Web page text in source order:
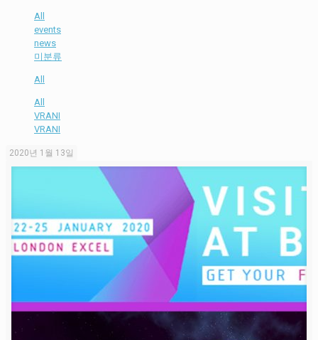
All
events
news
미분류
All
All
VRANI
VRANI
2020년 1월 13일